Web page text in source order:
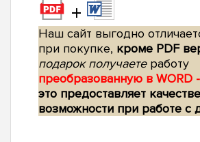
+
Наш сайт выгодно
при покупке, кроме PDF
подарок получаетеработу
преобразованную в WORD
это предоставляет
возможности при работе с